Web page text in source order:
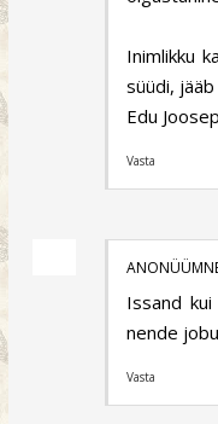
Inimlikku
süüdi,
Edu
Vasta
Issand
nende
Vasta